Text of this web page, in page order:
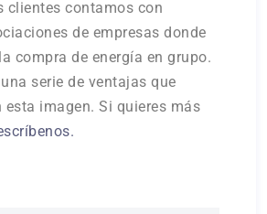
clientes contamos con
de empresas donde
compra de energía en grupo.
serie de ventajas que
esta imagen. Si quieres más